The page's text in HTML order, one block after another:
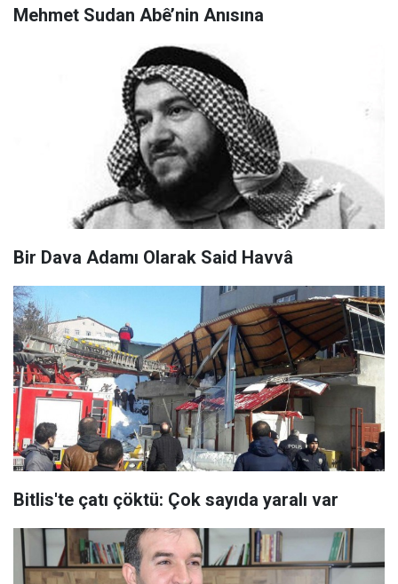
Mehmet Sudan Abê’nin Anısına
Bir Dava Adamı Olarak Said Havvâ
Bitlis'te çatı çöktü: Çok sayıda yaralı var